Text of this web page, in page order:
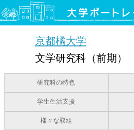
京都橘大学
文学研究科（前期）
研究科の特色
学生生活支援
様々な取組